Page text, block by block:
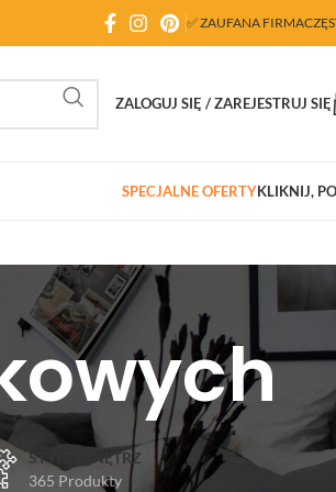
✅ ZAUFANA FIRMA
ZALOGUJ SIĘ / ZAREJESTRUJ SIĘ
SPECJALNE OFERTYKLIKNIJ,
STYLE WNĘTRZ
365 Produkty